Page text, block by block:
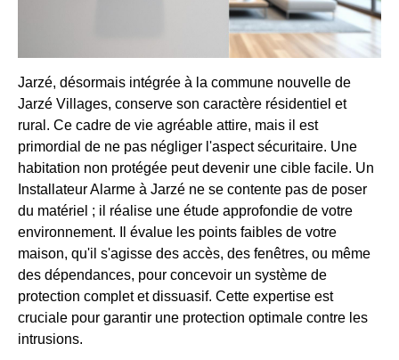
Jarzé, désormais intégrée à la commune nouvelle de
Jarzé Villages, conserve son caractère résidentiel et
rural. Ce cadre de vie agréable attire, mais il est
primordial de ne pas négliger l'aspect sécuritaire. Une
habitation non protégée peut devenir une cible facile. Un
Installateur Alarme à Jarzé ne se contente pas de poser
du matériel ; il réalise une étude approfondie de votre
environnement. Il évalue les points faibles de votre
maison, qu'il s'agisse des accès, des fenêtres, ou même
des dépendances, pour concevoir un système de
protection complet et dissuasif. Cette expertise est
cruciale pour garantir une protection optimale contre les
intrusions.